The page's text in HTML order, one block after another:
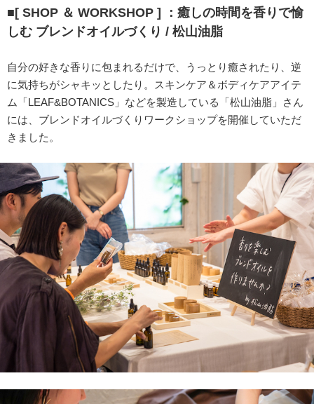
■[ SHOP ＆ WORKSHOP ] ：癒しの時間を香りで愉
しむ ブレンドオイルづくり / 松山油脂
自分の好きな香りに包まれるだけで、うっとり癒されたり、逆
に気持ちがシャキッとしたり。スキンケア＆ボディケアアイテ
ム「LEAF&BOTANICS」などを製造している「松山油脂」さん
には、ブレンドオイルづくりワークショップを開催していただ
きました。